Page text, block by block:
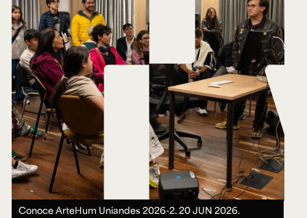
Configuración de cookies
Universidad de los Andes | Vigilada Mineducación.
Reconocimiento como universidad: Decreto 1297 del 30
de mayo de 1964. Reconocimiento de personería jurídica:
Resolución 28 del 23 de febrero de 1949, Minjusticia.
Acreditación institucional de alta calidad, 10 años:
Resolución 000194 del 16 de enero del 2025.
Posgrados
Ext. 4925
Educación
Continua
Ext. 4795
Conoce ArteHum Uniandes 2026-2.20 JUN 2026.